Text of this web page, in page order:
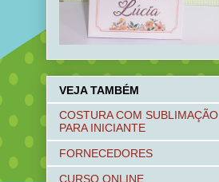
VEJA TAMBÉM
COSTURA COM SUBLIMAÇÃO
PARA INICIANTE
FORNECEDORES
CURSO ONLINE